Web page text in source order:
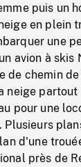
puis un
en plein
une
avion à
de chemin
neige
pour une
Plusieurs
d'une
près de